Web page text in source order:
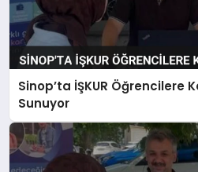
Sinop’ta İŞKUR Öğrencilere
Sunuyor